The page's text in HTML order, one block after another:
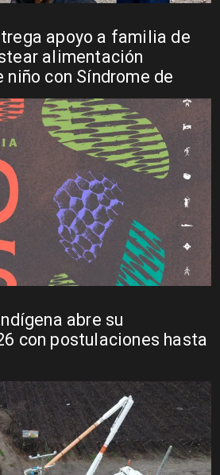
apoyo a familia de
alimentación
con Síndrome de
abre su
con postulaciones hasta